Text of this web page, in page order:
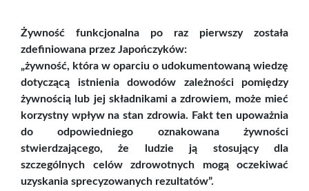
Żywność funkcjonalna po raz pierwszy została
zdefiniowana przez Japończyków:
„żywność, która w oparciu o udokumentowaną wiedzę
dotyczącą istnienia dowodów zależności pomiędzy
żywnością lub jej składnikami a zdrowiem, może mieć
korzystny wpływ na stan zdrowia. Fakt ten upoważnia
do odpowiedniego oznakowana żywności
stwierdzającego, że ludzie ją stosujący dla
szczególnych celów zdrowotnych mogą oczekiwać
uzyskania sprecyzowanych rezultatów”.